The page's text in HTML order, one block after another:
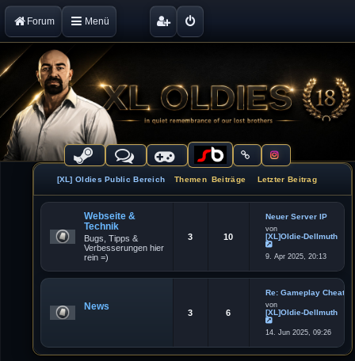
Forum Menü
[XL] Oldies Public Bereich Themen Beiträge Letzter Beitrag
Webseite &
Technik
Bugs, Tipps &
Verbesserungen hier
rein =)
3 10
Neuer Server IP
von
[XL]Oldie-Dellmuth
N
e
e
t
r
B
e
i
r
a
9. Apr 2025, 20:13
News
3 6
Re: Gameplay Cheater
von
[XL]Oldie-Dellmuth
N
e
14. Jun 2025, 09:26